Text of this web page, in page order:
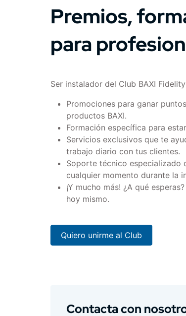
Premios,
para
Ser instalador del Club BAXI
Promociones para ganar
productos BAXI.
Formación específica para
Servicios exclusivos que te
trabajo diario con tus clientes.
Soporte técnico especializado
cualquier momento durante la
¡Y mucho más! ¿A qué
hoy mismo.
Quiero unirme al Club
Contacta con